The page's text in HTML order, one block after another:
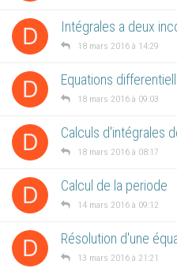
D Intégrales a deux
18 mars 2016 à 14:29
D Equations
18 mars 2016 à 09:03
D Calculs d'intégrales
18 mars 2016 à 08:17
D Calcul de la periode
14 mars 2016 à 09:12
D Résolution d'une
13 mars 2016 à 21:21